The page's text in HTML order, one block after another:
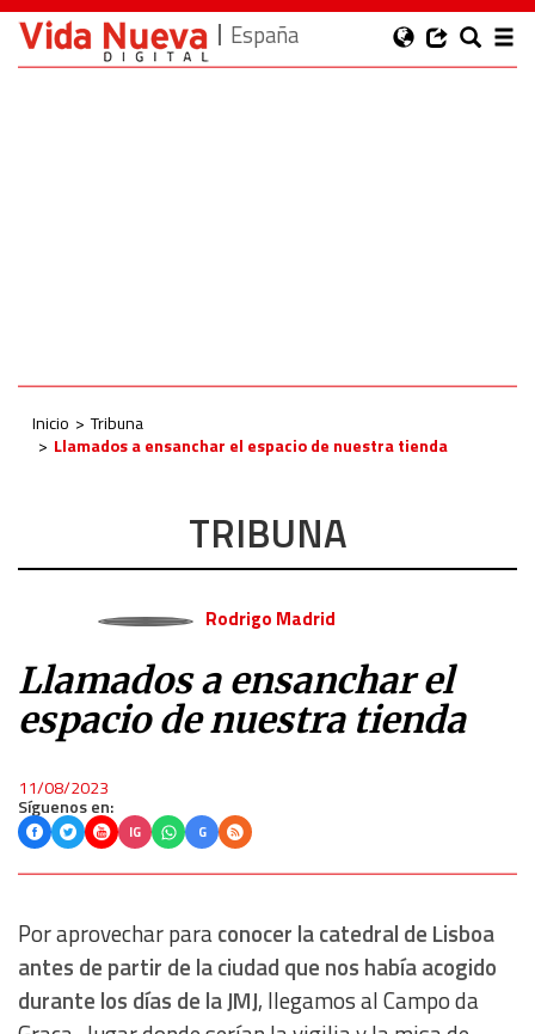
España
Inicio
Tribuna
Llamados a ensanchar el espacio de nuestra tienda
TRIBUNA
Rodrigo Madrid
Llamados a ensanchar el
espacio de nuestra tienda
11/08/2023
Síguenos en:
IG G
Por aprovechar paraconocer la catedral de Lisboa
antes de partir de la ciudad que nos había acogido
durante los días de la JMJ, llegamos al Campo da